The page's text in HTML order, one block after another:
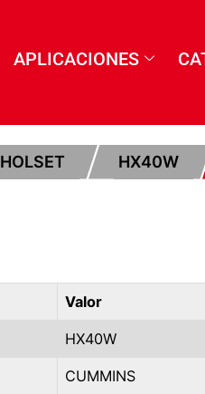
APLICACIONES
HOLSET HX40W
Valor
HX40W
CUMMINS